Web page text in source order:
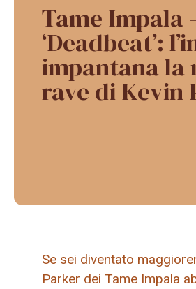
Tame Impala
‘Deadbeat’:
impantana la
rave di Kevin
Se sei diventato
Parker dei Tame Impala